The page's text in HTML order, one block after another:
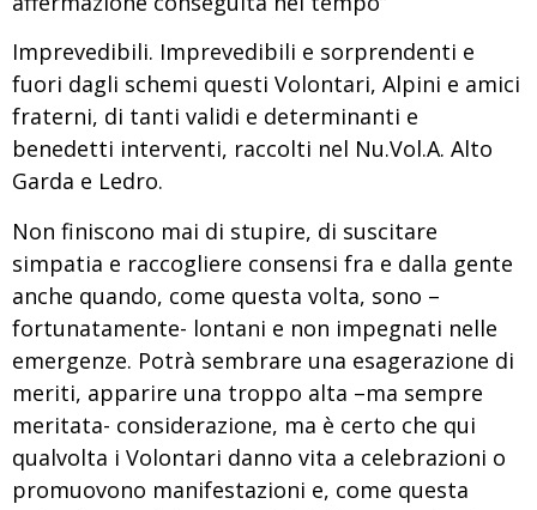
Imprevedibili. Imprevedibili e sorprendenti e
fuori dagli schemi questi Volontari, Alpini e amici
fraterni, di tanti validi e determinanti e
benedetti interventi, raccolti nel Nu.Vol.A. Alto
Garda e Ledro.
Non finiscono mai di stupire, di suscitare
simpatia e raccogliere consensi fra e dalla gente
anche quando, come questa volta, sono –
fortunatamente- lontani e non impegnati nelle
emergenze. Potrà sembrare una esagerazione di
meriti, apparire una troppo alta –ma sempre
meritata- considerazione, ma è certo che qui
qualvolta i Volontari danno vita a celebrazioni o
promuovono manifestazioni e, come questa